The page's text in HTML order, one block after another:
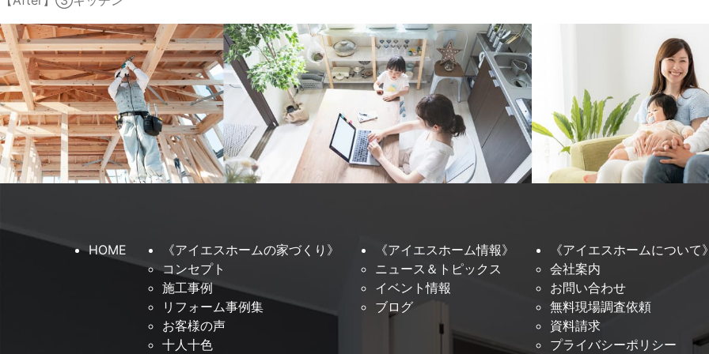
HOME
《アイエスホームの家づくり》
コンセプト
施工事例
リフォーム事例集
お客様の声
十人十色
《アイエスホーム情報》
ニュース＆トピックス
イベント情報
ブログ
《アイエスホームについて
会社案内
お問い合わせ
無料現場調査依頼
資料請求
プライバシーポリシー